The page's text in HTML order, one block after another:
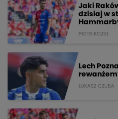
Jaki
dzisiaj w
PIOTR KOZIEL
Lech
ŁUKASZ CZUBA